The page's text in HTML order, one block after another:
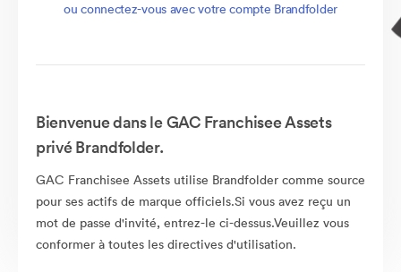
ou connectez-vous avec votre compte Brandfolder
Bienvenue dans le GAC Franchisee Assets
privé Brandfolder.
GAC Franchisee Assets utilise Brandfolder comme source
pour ses actifs de marque officiels.Si vous avez reçu un
mot de passe d'invité, entrez-le ci-dessus.Veuillez vous
conformer à toutes les directives d'utilisation.